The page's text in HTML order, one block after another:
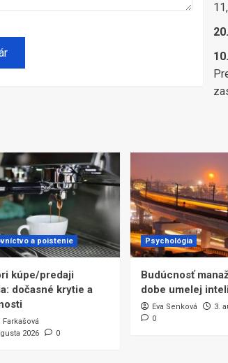
a poistenie
kúpe/predaji
dočasné krytie a
Farkašová
2026
0
Psychológia
Budúcnosť
dobe umelej
Eva Senková
3.
0